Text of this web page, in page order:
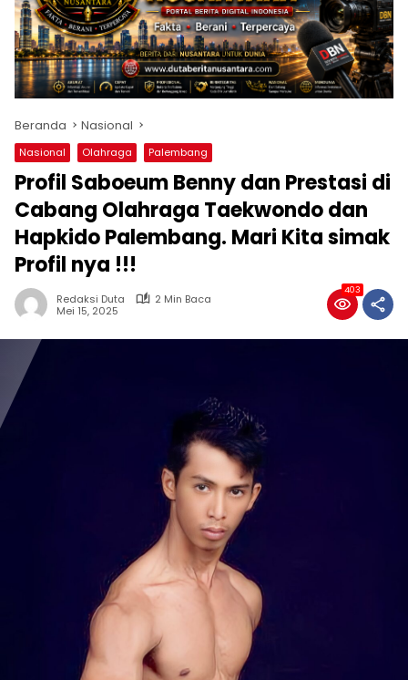
Beranda Nasional
Nasional Olahraga Palembang
Profil Saboeum Benny dan Prestasi di
Cabang Olahraga Taekwondo dan
Hapkido Palembang. Mari Kita simak
Profil nya !!!
Redaksi Duta
2 Min Baca
Mei 15, 2025
403